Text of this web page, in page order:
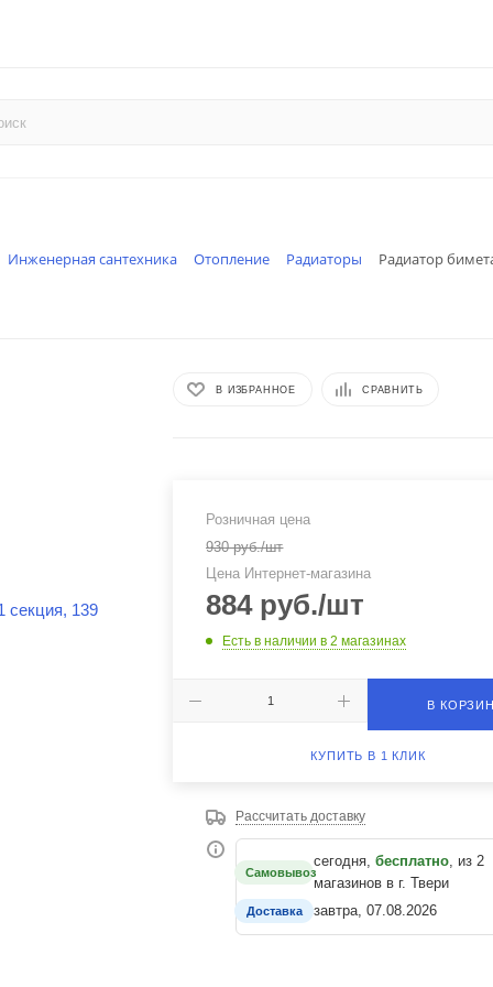
Инженерная сантехника Отопление Радиаторы Радиатор
В ИЗБРАННОЕ СРАВНИТЬ
Розничная цена
930руб./шт
Цена Интернет-магазина
884руб./шт
Есть в наличиив 2 магазинах
В
КУПИТЬ В 1 КЛИК
Рассчитать доставку
Самовывоз
сегодня,бесплатно, из 2
магазинов в г. Твери
Доставка завтра, 07.08.2026